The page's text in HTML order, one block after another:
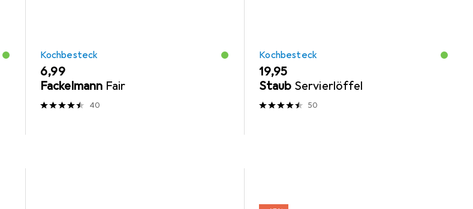
Kochbesteck
EUR
6,99
Fackelmann Fair
40
Kochbesteck
EUR
19,95
Staub Servierlöffel
50